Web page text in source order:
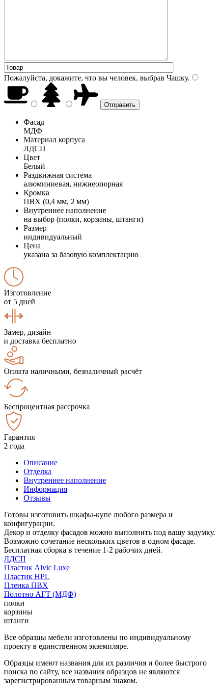
Пожалуйста, докажите, что вы человек, выбрав Чашку.
Фасад
МДФ
Материал корпуса
ЛДСП
Цвет
Белый
Раздвижная система
алюминиевая, нижнеопорная
Кромка
ПВХ (0,4 мм, 2 мм)
Внутреннее наполнение
на выбор (полки, корзины, штанги)
Размер
индивидуальный
Цена
указана за базовую комплектацию
Изготовление
от 5 дней
Замер, дизайн
и доставка бесплатно
Оплата наличными, безналичный расчёт
Беспроцентная рассрочка
Гарантия
2 года
Описание
Отделка
Внутреннее наполнение
Информация
Отзывы
Готовы изготовить шкафы-купе любого размера и
конфигурации.
Декор и отделку фасадов можно выполнить под вашу задумку.
Возможно сочетание нескольких цветов в одном фасаде.
Бесплатная сборка в течение 1-2 рабочих дней.
ЛДСП
Пластик Alvic Luxe
Пластик HPL
Пленка ПВХ
Полотно АГТ (МДФ)
полки
корзины
штанги
Все образцы мебели изготовлены по индивидуальному
проекту в единственном экземпляре.
Образцы имеют названия для их различия и более быстрого
поиска по сайту, все названия образцов не являются
зарегистрированным товарным знаком.